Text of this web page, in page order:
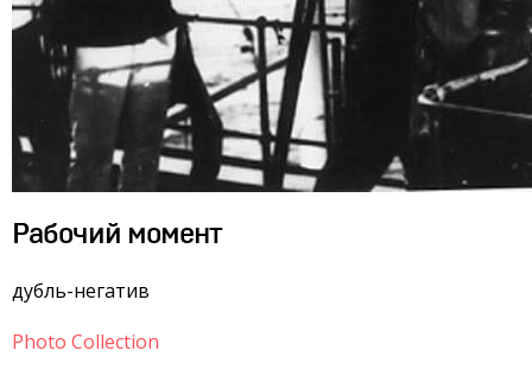
Рабочий момент
дубль-негатив
Photo Collection